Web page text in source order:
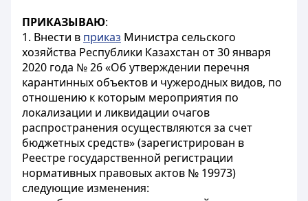
ПРИКАЗЫВАЮ:
1. Внести в приказ Министра сельского
хозяйства Республики Казахстан от 30 января
2020 года № 26 «Об утверждении перечня
карантинных объектов и чужеродных видов, по
отношению к которым мероприятия по
локализации и ликвидации очагов
распространения осуществляются за счет
бюджетных средств» (зарегистрирован в
Реестре государственной регистрации
нормативных правовых актов № 19973)
следующие изменения: